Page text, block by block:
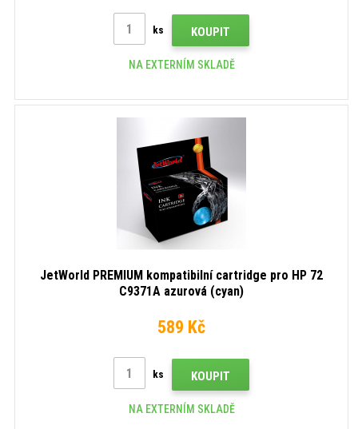
ks KOUPIT
NA EXTERNÍM SKLADĚ
JetWorld PREMIUM kompatibilní cartridge pro HP 72
C9371A azurová (cyan)
589 Kč
ks KOUPIT
NA EXTERNÍM SKLADĚ